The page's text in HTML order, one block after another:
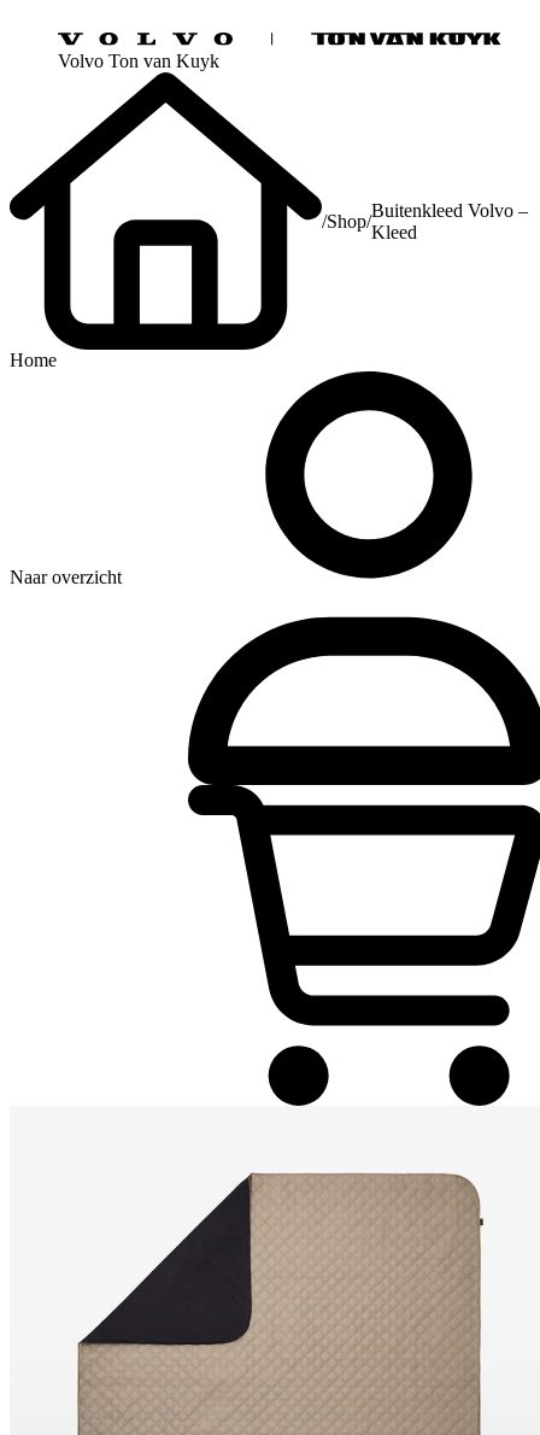
Volvo Ton van Kuyk
Home
/Shop/
Buitenkleed Volvo –
Kleed
Naar overzicht